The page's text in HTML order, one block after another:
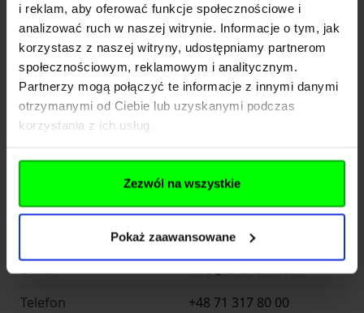
i reklam, aby oferować funkcje społecznościowe i
analizować ruch w naszej witrynie. Informacje o tym, jak
korzystasz z naszej witryny, udostępniamy partnerom
społecznościowym, reklamowym i analitycznym.
Partnerzy mogą połączyć te informacje z innymi danymi
otrzymanymi od Ciebie lub uzyskanymi podczas
korzystania z ich usług.
Zezwól na wszystkie
Pokaż zaawansowane
Producent
Nazwa
Entire M Wrocław -
Helikon Polska
Kod pocztowy
54-032
Wrocław
E-mail
info@entirem.com
Telefon
+48 71 317 80 00